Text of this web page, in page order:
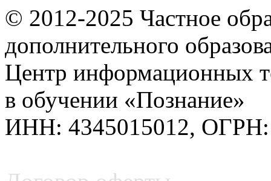
© 2012-2025 Частное
дополнительного
Центр информационных
в обучении «Познание»
ИНН: 4345015012, ОГРН: